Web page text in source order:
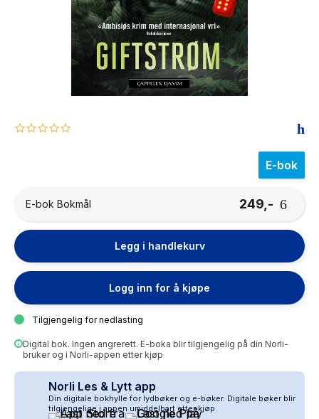
0.0
E-bok
E-bok Bokmål 249,-
Legg i handlekurv
Logg inn for å kjøpe
Tilgjengelig for nedlasting
Digital bok. Ingen angrerett. E-boka blir tilgjengelig på din Norli-
bruker og i Norli-appen etter kjøp
Norli Les & Lytt app
Din digitale bokhylle for lydbøker og e-bøker. Digitale bøker blir
tilgjengelige i appen umiddelbart etter kjøp.